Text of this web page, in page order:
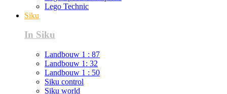
Lego Technic
Siku
In Siku
Landbouw 1 : 87
Landbouw 1: 32
Landbouw 1 : 50
Siku control
Siku world